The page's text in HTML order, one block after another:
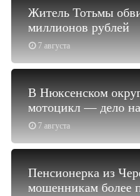
7 августа
Житель Тотьмы
миллионов рублей
7 августа
В Нюксенском
мотоцикл — дело
Пенсионерка из
мошенникам более